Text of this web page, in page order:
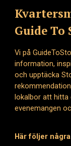
Guide To
Vi på
information,
och upptäcka
lokalbor att hitta
evenemangen
Här följer